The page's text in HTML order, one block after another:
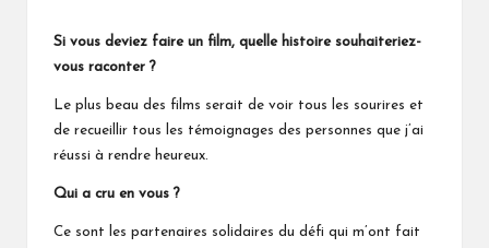
Si vous deviez faire un film, quelle histoire souhaiteriez-
vous raconter ?
Le plus beau des films serait de voir tous les sourires et
de recueillir tous les témoignages des personnes que j’ai
réussi à rendre heureux.
Qui a cru en vous ?
Ce sont les partenaires solidaires du défi qui m’ont fait